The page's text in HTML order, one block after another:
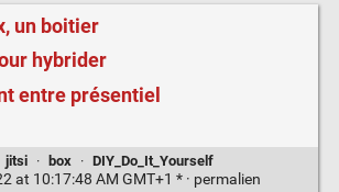
un boitier
hybrider
entre présentiel
jitsi · box · DIY_Do_It_Yourself
at 10:17:48 AM GMT+1 * · permalien